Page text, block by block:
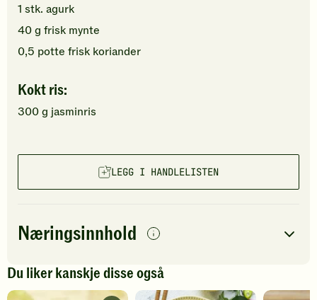
1 stk. agurk
40g frisk mynte
0,5 potte frisk koriander
Kokt ris:
300g jasminris
LEGG I HANDLELISTEN
Næringsinnhold
per porsjon
Navn på
antall
Energi 784kcal
Du liker kanskje disse også